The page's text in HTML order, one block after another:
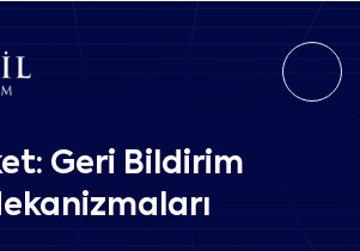
Geri Bildirim